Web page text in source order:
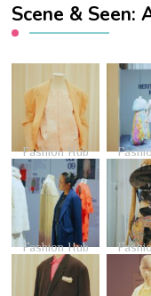
Scene &
Fashion Hub
Fashion Hub